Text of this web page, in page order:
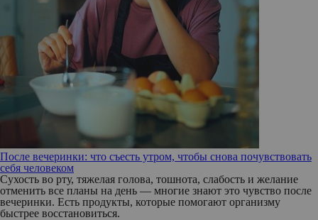
После вечеринки: что съесть утром, чтобы снова почувствовать
себя человеком
Сухость во рту, тяжелая голова, тошнота, слабость и желание
отменить все планы на день — многие знают это чувство после
вечеринки. Есть продукты, которые помогают организму
быстрее восстановиться.